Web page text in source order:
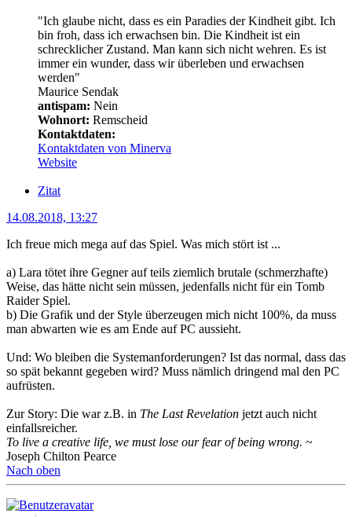
"Ich glaube nicht, dass es ein Paradies der Kindheit gibt. Ich
bin froh, dass ich erwachsen bin. Die Kindheit ist ein
schrecklicher Zustand. Man kann sich nicht wehren. Es ist
immer ein wunder, dass wir überleben und erwachsen
werden"
Maurice Sendak
antispam: Nein
Wohnort: Remscheid
Kontaktdaten:
Kontaktdaten von Minerva
Website
Zitat
14.08.2018, 13:27
Ich freue mich mega auf das Spiel. Was mich stört ist ...
a) Lara tötet ihre Gegner auf teils ziemlich brutale (schmerzhafte)
Weise, das hätte nicht sein müssen, jedenfalls nicht für ein Tomb
Raider Spiel.
b) Die Grafik und der Style überzeugen mich nicht 100%, da muss
man abwarten wie es am Ende auf PC aussieht.
Und: Wo bleiben die Systemanforderungen? Ist das normal, dass das
so spät bekannt gegeben wird? Muss nämlich dringend mal den PC
aufrüsten.
Zur Story: Die war z.B. in The Last Revelation jetzt auch nicht
einfallsreicher.
To live a creative life, we must lose our fear of being wrong. ~
Joseph Chilton Pearce
Nach oben